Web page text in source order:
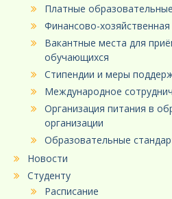
Платные образовательные
Финансово-
Вакантные места для
обучающихся
Стипендии и меры
Международное
Организация питания в
организации
Образовательные
Новости
Студенту
Расписание